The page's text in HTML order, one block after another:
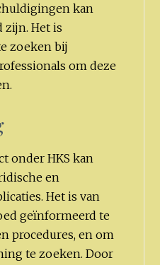
kan
zijn. Het is
zoeken bij
om deze
onder HKS kan
en
Het is van
geïnformeerd te
procedures, en om
te zoeken. Door